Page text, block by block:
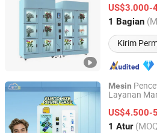
US$3.000-
1 Bagian
Kirim
Jiangsu, China Harga
Mesin
Layanan
US$4.500-
1 Atur
Guangzhou Caiyunjuan Intelligent
Guangdong, China